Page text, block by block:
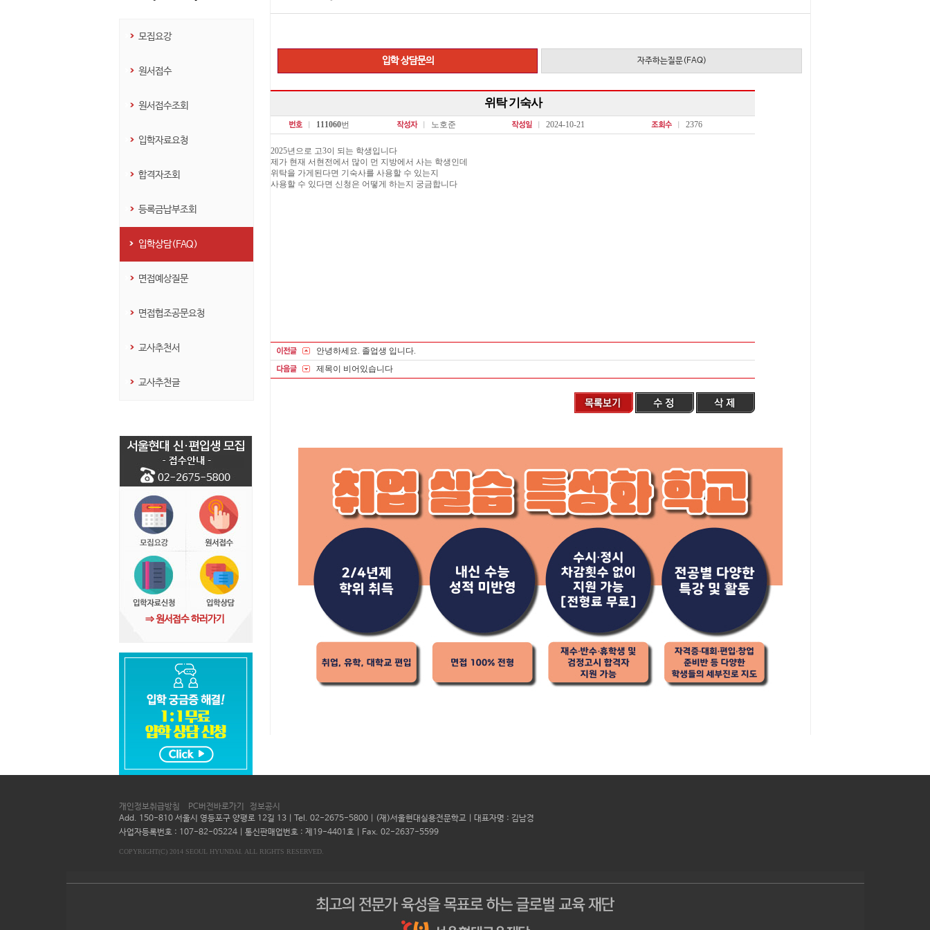
모집요강
원서접수
원서접수조회
입학자료요청
합격자조회
등록금납부조회
입학상담(FAQ)
면접예상질문
면접협조공문요청
교사추천서
교사추천글
⇒ 원서접수 하러가기
입학 상담문의 자주하는질문(FAQ)
위탁 기숙사
111060번 노호준 2024-10-21 2376
2025년으로 고3이 되는 학생입니다
제가 현재 서현전에서 많이 먼 지방에서 사는 학생인데
위탁을 가게된다면 기숙사를 사용할 수 있는지
사용할 수 있다면 신청은 어떻게 하는지 궁금합니다
안녕하세요. 졸업생 입니다.
제목이 비어있습니다
개인정보취급방침 PC버전바로가기
정보공시
Add. 150-810 서울시 영등포구 양평로 12길 13 | Tel. 02-2675-5800 | (재)서울현대실용전문학교 | 대표자명 : 김남경
사업자등록번호 : 107-82-05224 | 통신판매업번호 : 제19-4401호 | Fax. 02-2637-5599
COPYRIGHT(C) 2014 SEOUL HYUNDAI. ALL RIGHTS RESERVED.